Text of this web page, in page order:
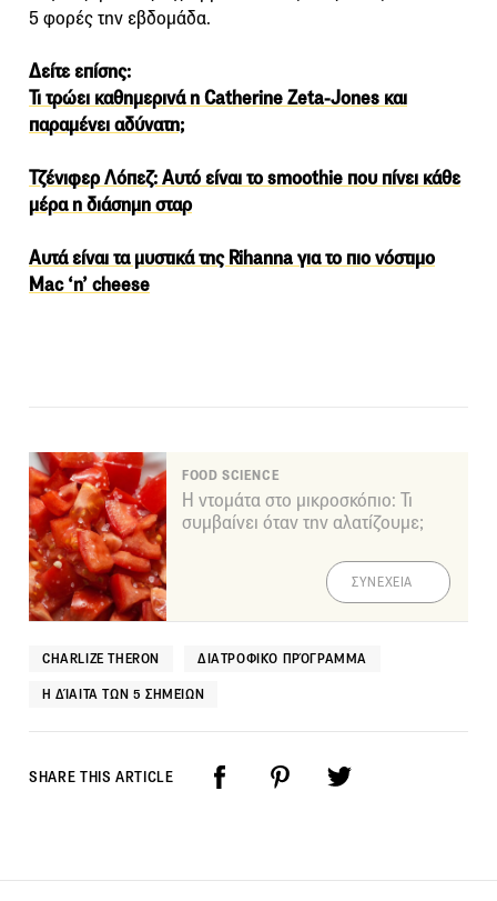
5 φορές την εβδομάδα.
Δείτε επίσης:
Τι τρώει καθημερινά η Catherine Zeta-Jones και
παραμένει αδύνατη;
Τζένιφερ Λόπεζ: Αυτό είναι το smoothie που πίνει κάθε
μέρα η διάσημη σταρ
Αυτά είναι τα μυστικά της Rihanna για το πιο νόστιμο
Mac ‘n’ cheese
FOOD SCIENCE
Η ντομάτα στο μικροσκόπιο: Τι
συμβαίνει όταν την αλατίζουμε;
ΣΥΝΕΧΕΙΑ
CHARLIZE THERON ΔΙΑΤΡΟΦΙΚΌ ΠΡΌΓΡΑΜΜΑ
Η ΔΊΑΙΤΑ ΤΩΝ 5 ΣΗΜΕΊΩΝ
SHARE THIS ARTICLE